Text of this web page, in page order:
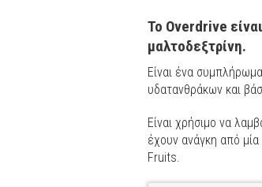
Το Overdrive
μαλτοδεξτρίνη.
Είναι ένα
υδατανθράκων και
Είναι χρήσιμο να
έχουν ανάγκη από
Fruits.